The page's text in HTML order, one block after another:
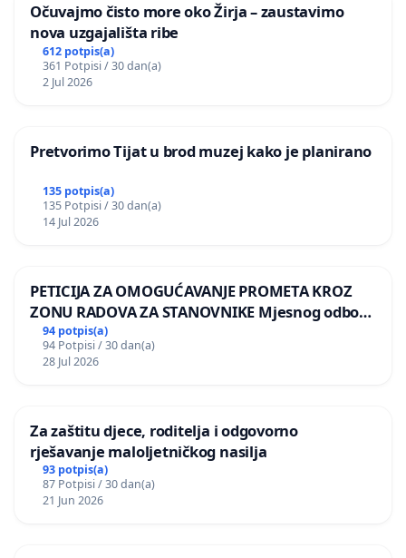
Očuvajmo čisto more oko Žirja – zaustavimo
nova uzgajališta ribe
612 potpis(a)
361 Potpisi / 30 dan(a)
2 Jul 2026
Pretvorimo Tijat u brod muzej kako je planirano
135 potpis(a)
135 Potpisi / 30 dan(a)
14 Jul 2026
PETICIJA ZA OMOGUĆAVANJE PROMETA KROZ
ZONU RADOVA ZA STANOVNIKE Mjesnog odbora
Kamensko i Lemić Brdo
94 potpis(a)
94 Potpisi / 30 dan(a)
28 Jul 2026
Za zaštitu djece, roditelja i odgovorno
rješavanje maloljetničkog nasilja
93 potpis(a)
87 Potpisi / 30 dan(a)
21 Jun 2026